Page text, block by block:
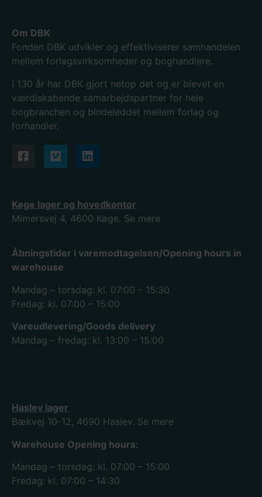
Om DBK
Fonden DBK udvikler og effektiviserer samhandelen
mellem forlagsvirksomheder og boghandlere.
I 130 år har DBK gjort netop det og er blevet en
værdiskabende samarbejdspartner for hele
bogbranchen og bindeleddet mellem forlag og
forhandler.
Køge lager og hovedkontor
Mimersvej 4, 4600 Køge. Se mere
Åbningstider i varemodtagelsen/Opening hours in
warehouse
Mandag – torsdag: kl. 07:00 – 15:30
Fredag: kl. 07:00 – 15:00
Vareudlevering/Goods delivery
Mandag – fredag: kl. 13:00 – 15:00
Haslev lager
Bækvej 10-12, 4690 Haslev. Se mere
Warehouse Opening hours:
Mandag – torsdag: kl. 07:00 – 15:00
Fredag: kl. 07:00 – 14:30